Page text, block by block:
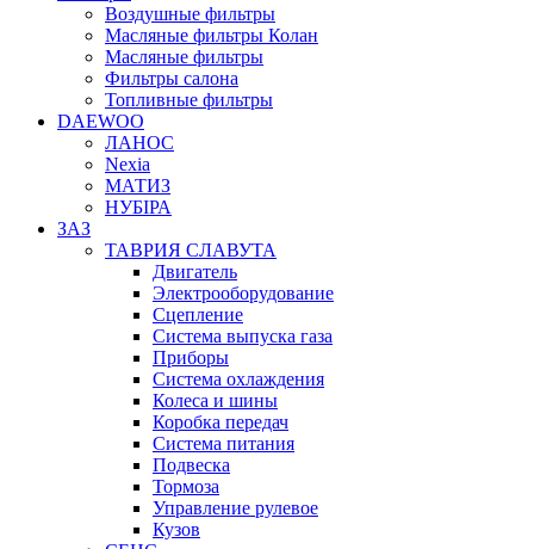
Воздушные фильтры
Масляные фильтры Колан
Масляные фильтры
Фильтры салона
Топливные фильтры
DAEWOO
ЛАНОС
Nexia
МАТИЗ
НУБІРА
ЗАЗ
ТАВРИЯ СЛАВУТА
Двигатель
Электрооборудование
Сцепление
Система выпуска газа
Приборы
Система охлаждения
Колеса и шины
Коробка передач
Система питания
Подвеска
Тормоза
Управление рулевое
Кузов